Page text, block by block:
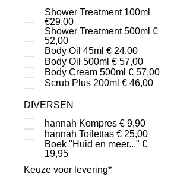
Shower Treatment 100ml
€29,00
Shower Treatment 500ml €
52,00
Body Oil 45ml € 24,00
Body Oil 500ml € 57,00
Body Cream 500ml € 57,00
Scrub Plus 200ml € 46,00
DIVERSEN
hannah Kompres € 9,90
hannah Toilettas € 25,00
Boek "Huid en meer..." €
19,95
Keuze voor levering*